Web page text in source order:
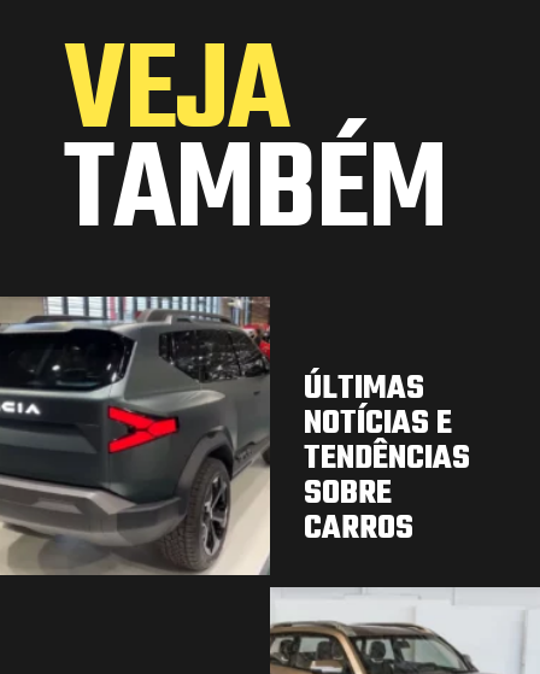
VEJA
TAMBÉM
ÚLTIMAS
NOTÍCIAS E
TENDÊNCIAS
SOBRE
CARROS